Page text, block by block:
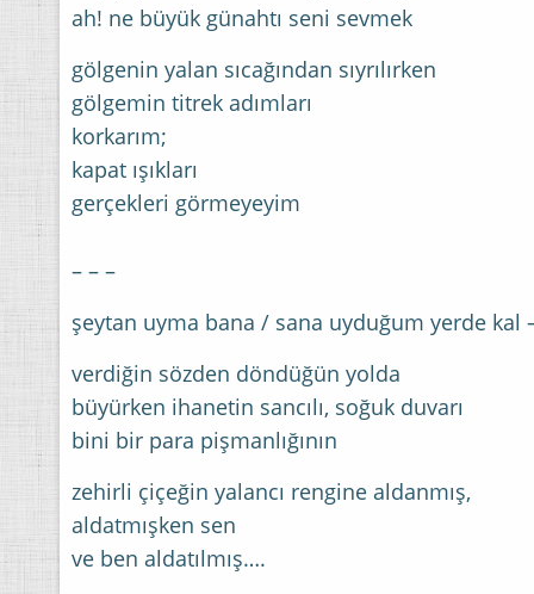
ah! ne büyük günahtı seni sevmek
gölgenin yalan sıcağından sıyrılırken
gölgemin titrek adımları
korkarım;
kapat ışıkları
gerçekleri görmeyeyim
– – –
şeytan uyma bana / sana uyduğum yerde kal
verdiğin sözden döndüğün yolda
büyürken ihanetin sancılı, soğuk duvarı
bini bir para pişmanlığının
zehirli çiçeğin yalancı rengine aldanmış,
aldatmışken sen
ve ben aldatılmış….